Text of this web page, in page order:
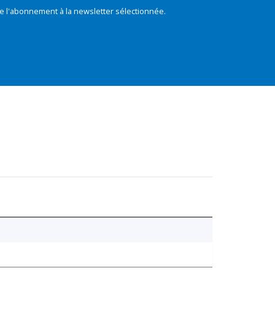
l'abonnement à la newsletter sélectionnée.